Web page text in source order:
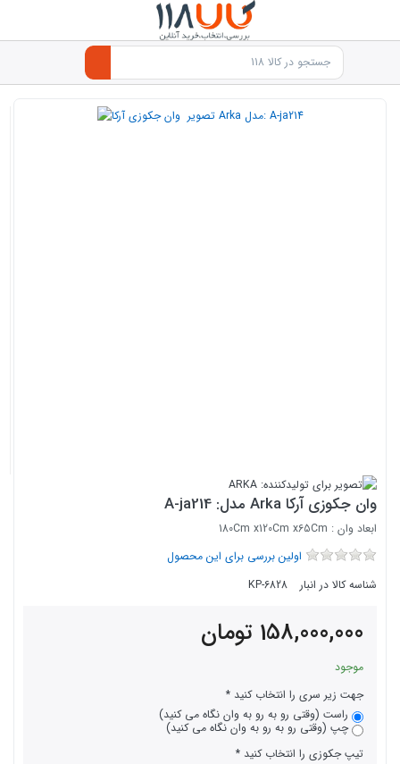
وان جکوزی آرکا Arka مدل: A-ja214
ابعاد وان : 180Cm x120Cm x65Cm
اولین بررسی برای این محصول
شناسه کالا در انبار
KP-6828
158,000,000 تومان
موجود
جهت زیر سری را انتخاب کنید
راست (وقتی رو به رو به وان نگاه می کنید)
چپ (وقتی رو به رو به وان نگاه می کنید)
تیپ جکوزی را انتخاب کنید